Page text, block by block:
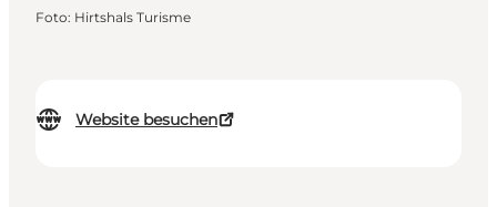
Website besuchen
Foto: Hirtshals Turisme